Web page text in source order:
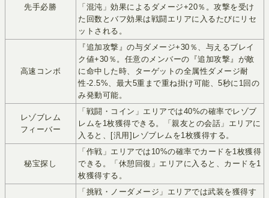
先手必勝
「混沌」効果によるダメージ+20％。攻撃を受け
た回数とバフ効果は戦闘エリアに入るたびにリセ
ットされる。
高速コンボ
『追加攻撃』の与ダメージ+30％、与えるブレイ
ク値+30％。任意のメンバーの『追加攻撃』が敵
に命中した時、ターゲットの全属性ダメージ耐
性-2.5%、最大5重まで重ね掛け可能、5秒に1回の
み発動可能。
レゾブレム
フィーバー
「戦闘・コイン」エリアでは40%の確率でレゾブ
レムを1枚獲得できる。「親友との会話」エリアに
入ると、[汎用]レゾブレムを1枚獲得する。
秘宝探し
「作戦」エリアでは10%の確率でカードを1枚獲得
できる。「休憩回復」エリアに入ると、カードを1
枚獲得する。
「挑戦・ノーダメージ」エリアでは武装を獲得す